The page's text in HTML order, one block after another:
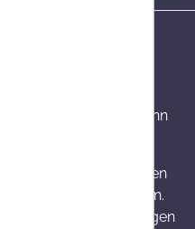
wenn
Arzneimittel werden
sind dort zugelassen.
Wirkungen